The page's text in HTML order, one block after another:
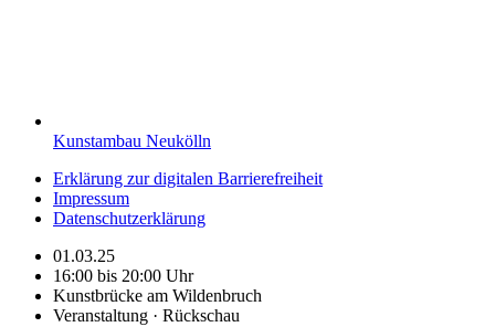
Kunstambau Neukölln
Erklärung zur digitalen Barrierefreiheit
Impressum
Datenschutzerklärung
01.03.25
16:00 bis 20:00 Uhr
Kunstbrücke am Wildenbruch
Veranstaltung · Rückschau